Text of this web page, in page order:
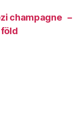
champagne –
föld